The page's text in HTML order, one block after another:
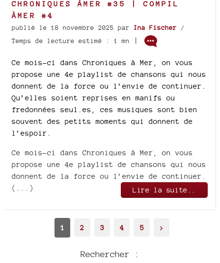
CHRONIQUES ÀMER #35 | COMPIL
ÀMER #4
publié le 18 novembre 2025 par Ina Fischer /
Temps de lecture estimé : 1 mn
|
Ce mois-ci dans Chroniques à Mer, on vous
propose une 4e playlist de chansons qui nous
donnent de la force ou l’envie de continuer.
Qu’elles soient reprises en manifs ou
fredonnées seul.es, ces musiques sont bien
souvent des petits moments qui donnent de
l’espoir.
Ce mois-ci dans Chroniques à Mer, on vous
propose une 4e playlist de chansons qui nous
donnent de la force ou l’envie de continuer.
(...)
Lire la suite..
1 2 3 4 5 >
Rechercher :